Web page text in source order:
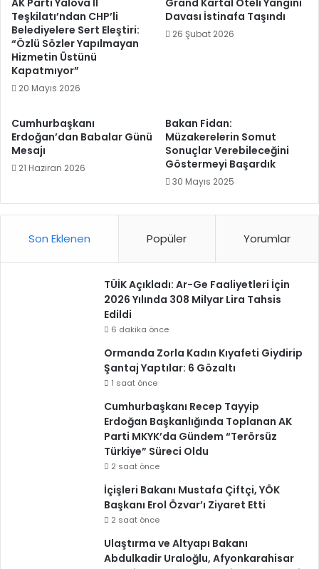
AK Parti Yalova İl
Teşkilatı’ndan CHP’li
Belediyelere Sert Eleştiri:
“Özlü Sözler Yapılmayan
Hizmetin Üstünü
Kapatmıyor”
20 Mayıs 2026
Grand Kartal Oteli Yangını
Davası İstinafa Taşındı
26 Şubat 2026
Cumhurbaşkanı
Erdoğan’dan Babalar Günü
Mesajı
21 Haziran 2026
Bakan Fidan:
Müzakerelerin Somut
Sonuçlar Verebileceğini
Göstermeyi Başardık
30 Mayıs 2025
Son Eklenen Popüler Yorumlar
TÜİK Açıkladı: Ar-Ge Faaliyetleri İçin
2026 Yılında 308 Milyar Lira Tahsis
Edildi
6 dakika önce
Ormanda Zorla Kadın Kıyafeti Giydirip
Şantaj Yaptılar: 6 Gözaltı
1 saat önce
Cumhurbaşkanı Recep Tayyip
Erdoğan Başkanlığında Toplanan AK
Parti MKYK’da Gündem “Terörsüz
Türkiye” Süreci Oldu
2 saat önce
İçişleri Bakanı Mustafa Çiftçi, YÖK
Başkanı Erol Özvar’ı Ziyaret Etti
2 saat önce
Ulaştırma ve Altyapı Bakanı
Abdulkadir Uraloğlu, Afyonkarahisar